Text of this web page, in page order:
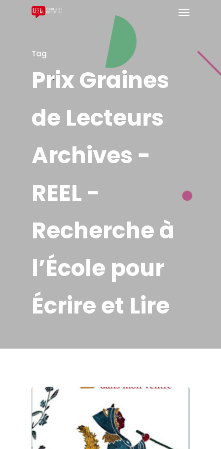
Tag
Prix Graines
de Lecteurs
Archives -
REEL -
Recherche à
l’École pour
Écrire et Lire